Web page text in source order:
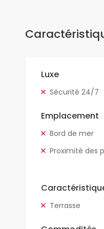
Luxe
Sécurité 24/7
Emplacement
Bord de mer
Proximité des
Terrasse